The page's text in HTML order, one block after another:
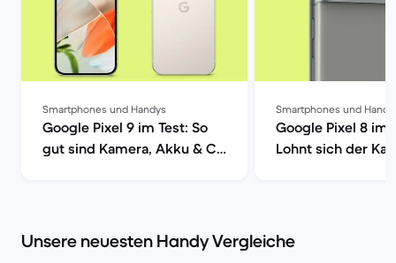
Smartphones und Handys
Google Pixel 9 im Test: So
gut sind Kamera, Akku & Co
Smartphones und
Google Pixel 8 im
Lohnt sich der
Unsere neuesten Handy Vergleiche